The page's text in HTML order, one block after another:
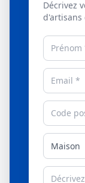
Décrivez
d'artisans